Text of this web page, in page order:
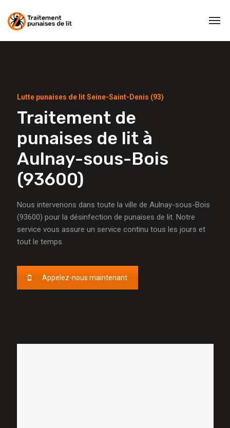
Lutte punaises de lit Seine-Saint-Denis (93)
Traitement de
punaises de lit à
Aulnay-sous-Bois
(93600)
Nous intervenons dans toute la ville de Aulnay-sous-Bois
(93600) pour la désinfection de punaises de lit. Notre
service vous assure un service continu tous les jours et
tout le temps.
Appelez-nous maintenant